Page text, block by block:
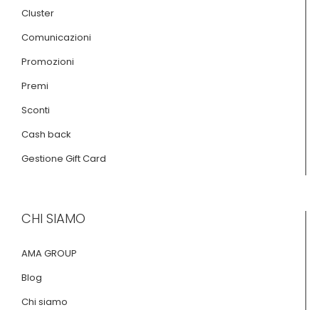
Cluster
Comunicazioni
Promozioni
Premi
Sconti
Cash back
Gestione Gift Card
CHI SIAMO
AMA GROUP
Blog
Chi siamo